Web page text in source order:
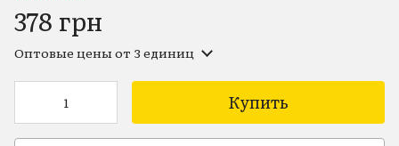
378 грн
Оптовые цены от 3 единиц
Купить